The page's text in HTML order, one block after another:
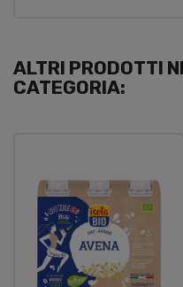
ALTRI PRODOTTI
CATEGORIA: